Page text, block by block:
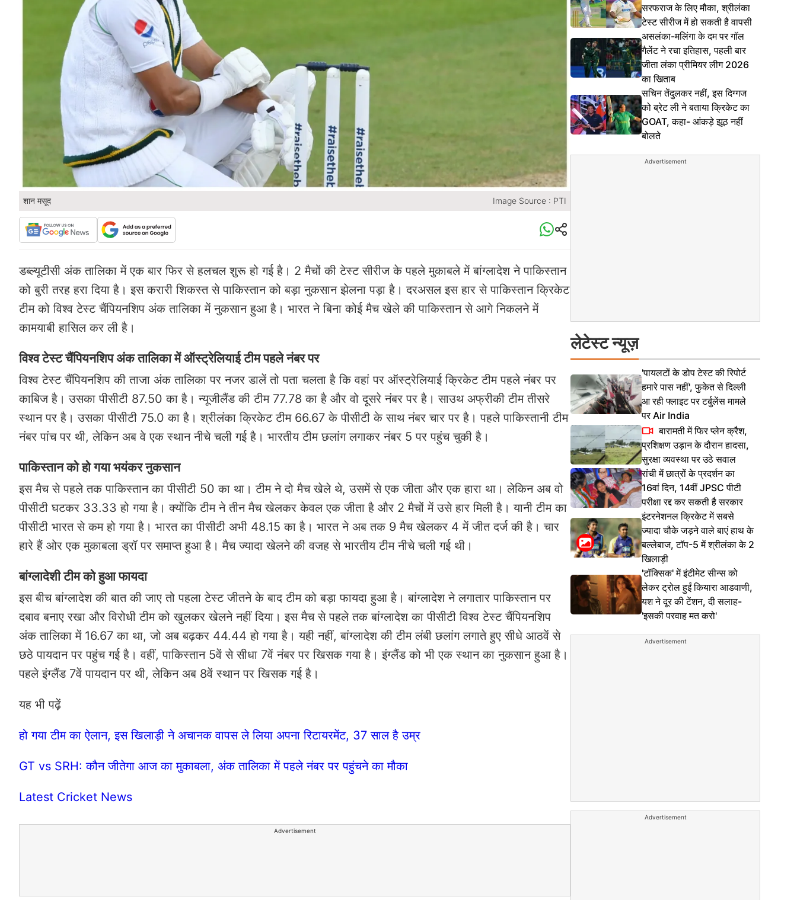
शान मसूद Image Source : PTI
डब्ल्यूटीसी अंक तालिका में एक बार फिर से हलचल शुरू हो गई है। 2 मैचों की टेस्ट सीरीज के पहले मुकाबले में बांग्लादेश ने पाकिस्तान
को बुरी तरह हरा दिया है। इस करारी शिकस्त से पाकिस्तान को बड़ा नुकसान झेलना पड़ा है। दरअसल इस हार से पाकिस्तान क्रिकेट
टीम को विश्व टेस्ट चैंपियनशिप अंक तालिका में नुकसान हुआ है। भारत ने बिना कोई मैच खेले की पाकिस्तान से आगे निकलने में
कामयाबी हासिल कर ली है।
विश्व टेस्ट चैंपियनशिप अंक तालिका में ऑस्ट्रेलियाई टीम पहले नंबर पर
विश्व टेस्ट चैंपियनशिप की ताजा अंक तालिका पर नजर डालें तो पता चलता है कि वहां पर ऑस्ट्रेलियाई क्रिकेट टीम पहले नंबर पर
काबिज है। उसका पीसीटी 87.50 का है। न्यूजीलैंड की टीम 77.78 का है और वो दूसरे नंबर पर है। साउथ अफ्रीकी टीम तीसरे
स्थान पर है। उसका पीसीटी 75.0 का है। श्रीलंका क्रिकेट टीम 66.67 के पीसीटी के साथ नंबर चार पर है। पहले पाकिस्तानी टीम
नंबर पांच पर थी, लेकिन अब वे एक स्थान नीचे चली गई है। भारतीय टीम छलांग लगाकर नंबर 5 पर पहुंच चुकी है।
पाकिस्तान को हो गया भयंकर नुकसान
इस मैच से पहले तक पाकिस्तान का पीसीटी 50 का था। टीम ने दो मैच खेले थे, उसमें से एक जीता और एक हारा था। लेकिन अब वो
पीसीटी घटकर 33.33 हो गया है। क्योंकि टीम ने तीन मैच खेलकर केवल एक जीता है और 2 मैचों में उसे हार मिली है। यानी टीम का
पीसीटी भारत से कम हो गया है। भारत का पीसीटी अभी 48.15 का है। भारत ने अब तक 9 मैच खेलकर 4 में जीत दर्ज की है। चार
हारे हैं ओर एक मुकाबला ड्रॉ पर समाप्त हुआ है। मैच ज्यादा खेलने की वजह से भारतीय टीम नीचे चली गई थी।
बांग्लादेशी टीम को हुआ फायदा
इस बीच बांग्लादेश की बात की जाए तो पहला टेस्ट जीतने के बाद टीम को बड़ा फायदा हुआ है। बांग्लादेश ने लगातार पाकिस्तान पर
दबाव बनाए रखा और विरोधी टीम को खुलकर खेलने नहीं दिया। इस मैच से पहले तक बांग्लादेश का पीसीटी विश्व टेस्ट चैंपियनशिप
अंक तालिका में 16.67 का था, जो अब बढ़कर 44.44 हो गया है। यही नहीं, बांग्लादेश की टीम लंबी छलांग लगाते हुए सीधे आठवें से
छठे पायदान पर पहुंच गई है। वहीं, पाकिस्तान 5वें से सीधा 7वें नंबर पर खिसक गया है। इंग्लैंड को भी एक स्थान का नुकसान हुआ है।
पहले इंग्लैंड 7वें पायदान पर थी, लेकिन अब 8वें स्थान पर खिसक गई है।
यह भी पढ़ें
हो गया टीम का ऐलान, इस खिलाड़ी ने अचानक वापस ले लिया अपना रिटायरमेंट, 37 साल है उम्र
GT vs SRH: कौन जीतेगा आज का मुकाबला, अंक तालिका में पहले नंबर पर पहुंचने का मौका
Latest Cricket News
Advertisement
सरफराज के लिए मौका, श्रीलंका
टेस्ट सीरीज में हो सकती है वापसी
असलंका-मलिंगा के दम पर गॉल
गैलेंट ने रचा इतिहास, पहली बार
जीता लंका प्रीमियर लीग 2026
का खिताब
सचिन तेंदुलकर नहीं, इस दिग्गज
को ब्रेट ली ने बताया क्रिकेट का
GOAT, कहा- आंकड़े झूठ नहीं
बोलते
Advertisement
लेटेस्ट न्यूज़
'पायलटों के डोप टेस्ट की रिपोर्ट
हमारे पास नहीं', फुकेत से दिल्ली
आ रही फ्लाइट पर टर्बुलेंस मामले
पर Air India
बारामती में फिर प्लेन क्रैश,
प्रशिक्षण उड़ान के दौरान हादसा,
सुरक्षा व्यवस्था पर उठे सवाल
रांची में छात्रों के प्रदर्शन का
16वां दिन, 14वीं JPSC पीटी
परीक्षा रद्द कर सकती है सरकार
इंटरनेशनल क्रिकेट में सबसे
ज्यादा चौके जड़ने वाले बाएं हाथ के
बल्लेबाज, टॉप-5 में श्रीलंका के 2
खिलाड़ी
'टॉक्सिक' में इंटीमेट सीन्स को
लेकर ट्रोल हुईं कियारा आडवाणी,
यश ने दूर की टेंशन, दी सलाह-
'इसकी परवाह मत करो'
Advertisement
Advertisement